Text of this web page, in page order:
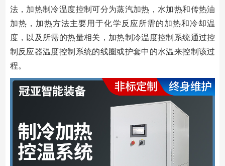
法，加热制冷温度控制可分为蒸汽加热，水加热和传热油
加热，加热方法主要用于化学反应所需的加热和冷却温
度，以及所需的热量相关，加热制冷温度控制系统通过控
制反应器温度控制系统的线圈或护套中的水温来控制该过
程。